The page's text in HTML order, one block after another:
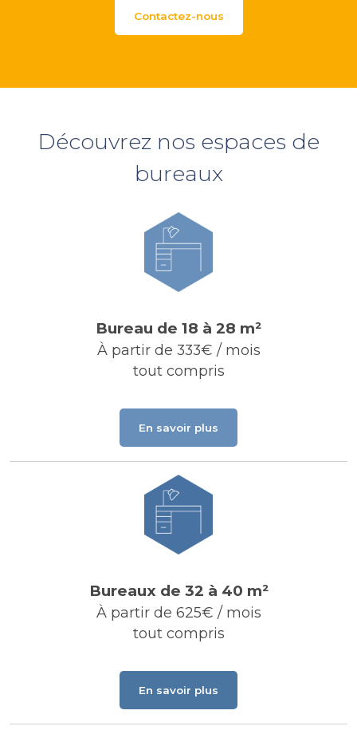
Contactez-nous
Découvrez nos espaces de
bureaux
Bureau de 18 à 28 m²
À partir de 333€ / mois
tout compris
En savoir plus
Bureaux de 32 à 40 m²
À partir de 625€ / mois
tout compris
En savoir plus